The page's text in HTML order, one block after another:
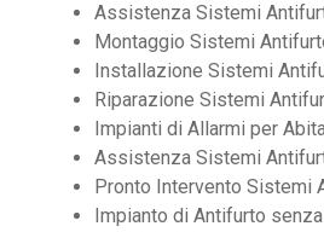
Assistenza Sistemi
Montaggio Sistemi
Installazione Sistemi
Riparazione Sistemi
Impianti di Allarmi per
Assistenza Sistemi
Pronto Intervento Sistemi
Impianto di Antifurto